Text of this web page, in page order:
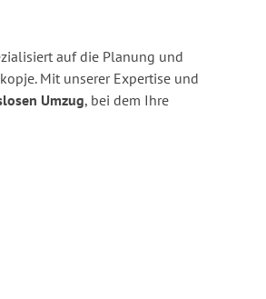
auf die Planung und
Mit unserer Expertise und
Umzug, bei dem Ihre